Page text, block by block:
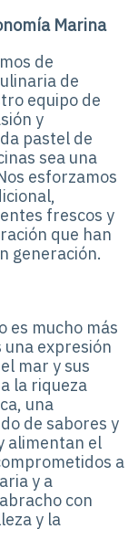
Marina
de
de
equipo de
y
pastel de
sea una
esforzamos
frescos y
que han
generación.
es mucho más
expresión
mar y sus
la riqueza
una
de sabores y
alimentan el
a
y a
con
y la